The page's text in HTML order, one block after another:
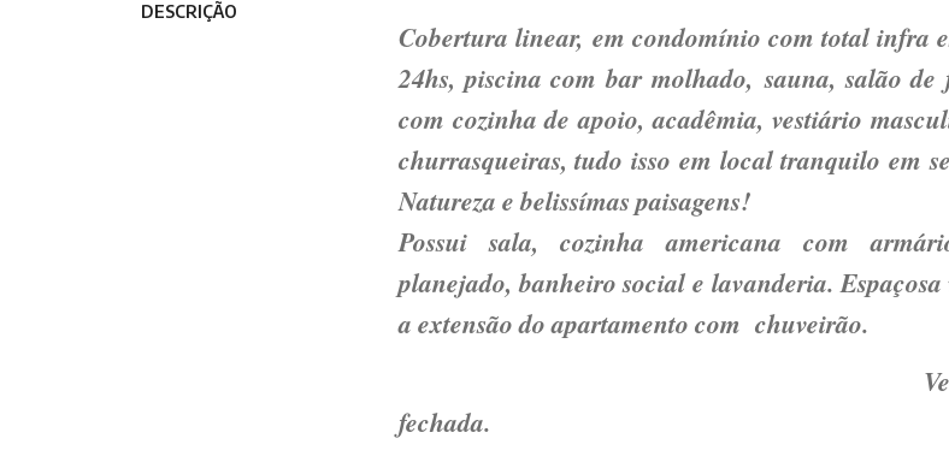
DESCRIÇÃO
Cobertura linear, em condomínio com total infra
24hs, piscina com bar molhado, sauna, salão de
com cozinha de apoio, acadêmia, vestiário
churrasqueiras, tudo isso em local tranquilo em
Natureza e belissímas paisagens!
Possui sala, cozinha americana com
planejado, banheiro social e lavanderia.
a extensão do apartamento com chuveirão.
Venda com
fechada.